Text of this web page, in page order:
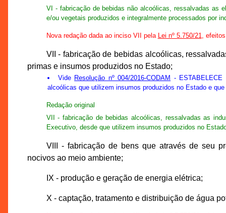
VI - fabricação de bebidas não alcoólicas, ressalvadas as
e/ou vegetais produzidos e integralmente processados por
Nova redação dada ao inciso VII pela Lei nº 5.750/21,
VII - fabricação de bebidas alcoólicas,
primas e insumos produzidos no Estado;
Vide Resolução nº 004/2016-CODAM -
alcoólicas que utilizem insumos produzidos no Estado e
Redação original
VII - fabricação de bebidas alcoólicas, ressalvadas as
Executivo, desde que utilizem insumos produzidos no
VIII - fabricação de bens que através de seu
nocivos ao meio ambiente;
IX - produção e geração de energia elétrica;
X - captação, tratamento e distribuição de água